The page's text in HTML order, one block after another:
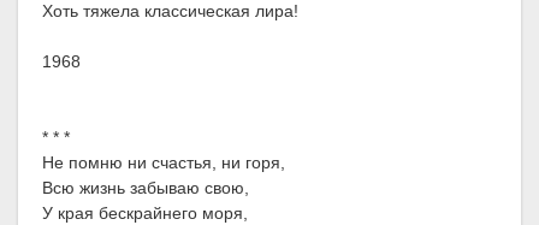
Хоть тяжела классическая лира!
1968
* * *
Не помню ни счастья, ни горя,
Всю жизнь забываю свою,
У края бескрайнего моря,